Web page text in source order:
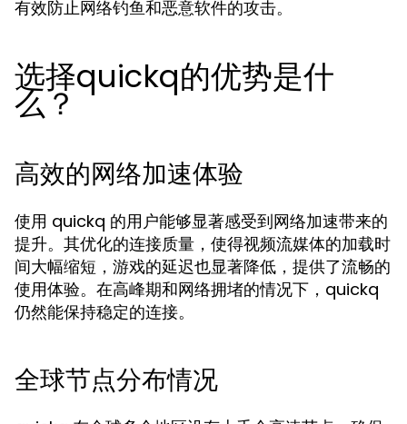
有效防止网络钓鱼和恶意软件的攻击。
选择quickq的优势是什
么？
高效的网络加速体验
使用 quickq 的用户能够显著感受到网络加速带来的
提升。其优化的连接质量，使得视频流媒体的加载时
间大幅缩短，游戏的延迟也显著降低，提供了流畅的
使用体验。在高峰期和网络拥堵的情况下，quickq
仍然能保持稳定的连接。
全球节点分布情况